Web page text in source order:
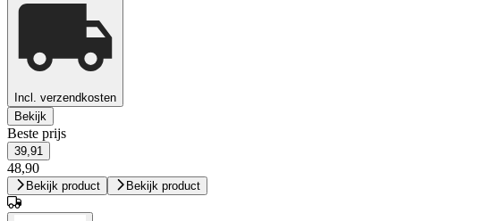
Incl. verzendkosten
Bekijk
Beste prijs
39,91
48,90
Bekijk product Bekijk product